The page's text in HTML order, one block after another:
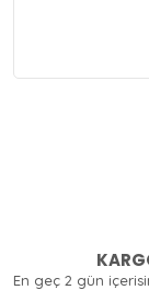
En geç 2 gün